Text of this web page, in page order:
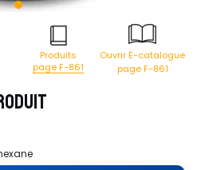
Produits
page F-861
Ouvrir E-catalogue
page F-861